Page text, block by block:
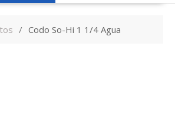
Codo So-Hi 1 1/4 Agua